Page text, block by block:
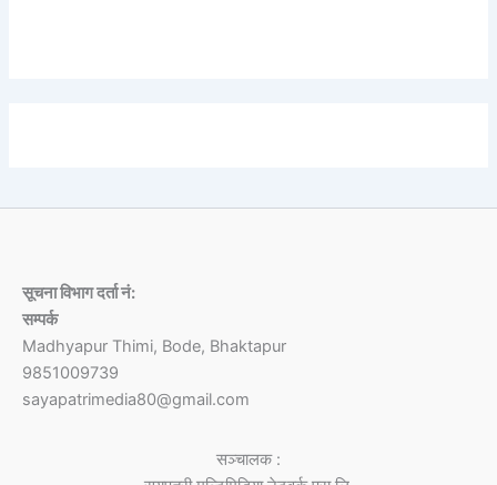
सूचना विभाग दर्ता नं:
सम्पर्क
Madhyapur Thimi, Bode, Bhaktapur
9851009739
sayapatrimedia80@gmail.com
सञ्चालक :